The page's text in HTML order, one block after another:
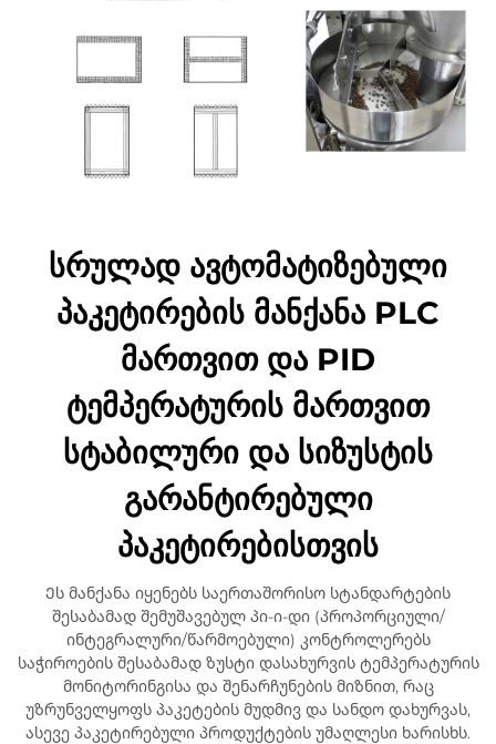
სრულად ავტომატიზებული
პაკეტირების მანქანა PLC
მართვით და PID
ტემპერატურის მართვით
სტაბილური და სიზუსტის
გარანტირებული
პაკეტირებისთვის
Ეს მანქანა იყენებს საერთაშორისო სტანდარტების
შესაბამად შემუშავებულ პი-ი-დი (პროპორციული/
ინტეგრალური/წარმოებული) კონტროლერებს
საჭიროების შესაბამად ზუსტი დასახურვის ტემპერატურის
მონიტორინგისა და შენარჩუნების მიზნით, რაც
უზრუნველყოფს პაკეტების მუდმივ და სანდო დახურვას,
ასევე პაკეტირებული პროდუქტების უმაღლესი ხარისხს.